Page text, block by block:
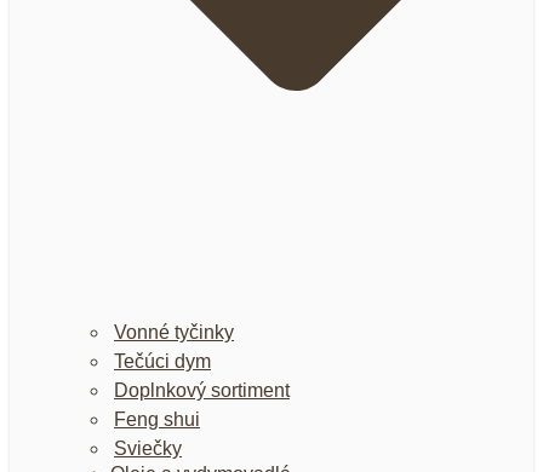
Vonné tyčinky
Tečúci dym
Doplnkový sortiment
Feng shui
Sviečky